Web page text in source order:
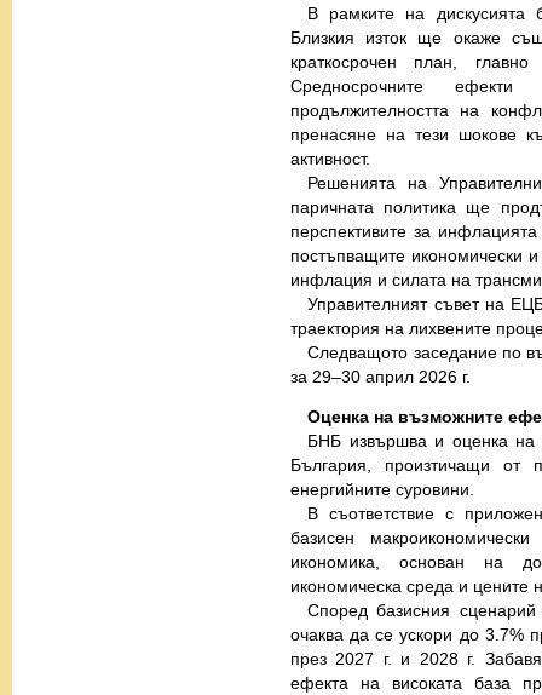
В рамките на дискусията
Близкия изток ще окаже
краткосрочен план,
Средносрочните
продължителността на
пренасяне на тези шокове
активност.
Решенията на
паричната политика ще
перспективите за
постъпващите икономически
инфлация и силата на
Управителният съвет на
траектория на лихвените
Следващото заседание по
за 29–30 април 2026 г.
Оценка на възможните
БНБ извършва и оценка на
България, произтичащи от
енергийните суровини.
В съответствие с
базисен
икономика, основан на
икономическа среда и цените
Според базисния
очаква да се ускори до 3.7%
през 2027 г. и 2028 г.
ефекта на високата база